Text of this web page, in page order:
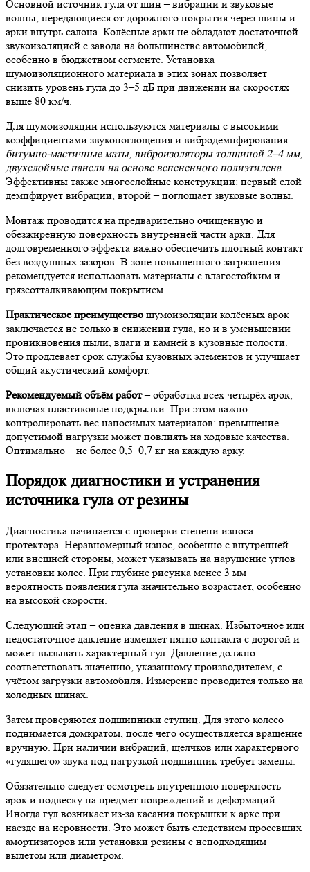
Основной источник гула от шин – вибрации и звуковые
волны, передающиеся от дорожного покрытия через шины и
арки внутрь салона. Колёсные арки не обладают достаточной
звукоизоляцией с завода на большинстве автомобилей,
особенно в бюджетном сегменте. Установка
шумоизоляционного материала в этих зонах позволяет
снизить уровень гула до 3–5 дБ при движении на скоростях
выше 80 км/ч.
Для шумоизоляции используются материалы с высокими
коэффициентами звукопоглощения и вибродемпфирования:
битумно-мастичные маты, виброизоляторы толщиной 2–4 мм,
двухслойные панели на основе вспененного полиэтилена.
Эффективны также многослойные конструкции: первый слой
демпфирует вибрации, второй – поглощает звуковые волны.
Монтаж проводится на предварительно очищенную и
обезжиренную поверхность внутренней части арки. Для
долговременного эффекта важно обеспечить плотный контакт
без воздушных зазоров. В зоне повышенного загрязнения
рекомендуется использовать материалы с влагостойким и
грязеотталкивающим покрытием.
Практическое преимущество шумоизоляции колёсных арок
заключается не только в снижении гула, но и в уменьшении
проникновения пыли, влаги и камней в кузовные полости.
Это продлевает срок службы кузовных элементов и улучшает
общий акустический комфорт.
Рекомендуемый объём работ– обработка всех четырёх арок,
включая пластиковые подкрылки. При этом важно
контролировать вес наносимых материалов: превышение
допустимой нагрузки может повлиять на ходовые качества.
Оптимально – не более 0,5–0,7 кг на каждую арку.
Порядок диагностики и устранения
источника гула от резины
Диагностика начинается с проверки степени износа
протектора. Неравномерный износ, особенно с внутренней
или внешней стороны, может указывать на нарушение углов
установки колёс. При глубине рисунка менее 3 мм
вероятность появления гула значительно возрастает, особенно
на высокой скорости.
Следующий этап – оценка давления в шинах. Избыточное или
недостаточное давление изменяет пятно контакта с дорогой и
может вызывать характерный гул. Давление должно
соответствовать значению, указанному производителем, с
учётом загрузки автомобиля. Измерение проводится только на
холодных шинах.
Затем проверяются подшипники ступиц. Для этого колесо
поднимается домкратом, после чего осуществляется вращение
вручную. При наличии вибраций, щелчков или характерного
«гудящего» звука под нагрузкой подшипник требует замены.
Обязательно следует осмотреть внутреннюю поверхность
арок и подвеску на предмет повреждений и деформаций.
Иногда гул возникает из-за касания покрышки к арке при
наезде на неровности. Это может быть следствием просевших
амортизаторов или установки резины с неподходящим
вылетом или диаметром.